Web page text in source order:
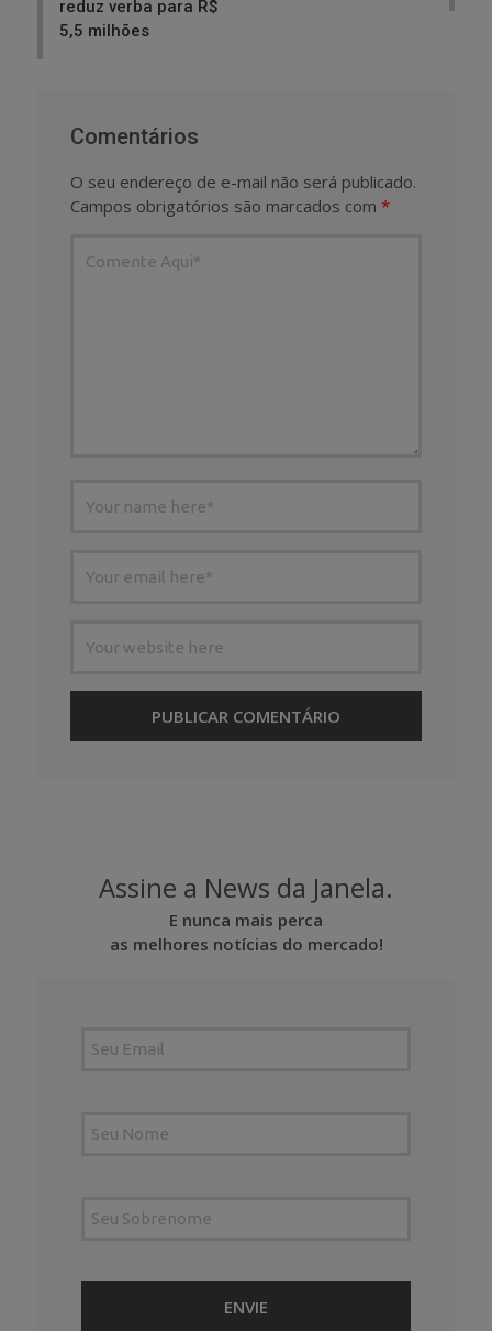
reduz verba para R$
5,5 milhões
Comentários
O seu endereço de e-mail não será publicado.
Campos obrigatórios são marcados com *
Assine a News da Janela.
E nunca mais perca
as melhores notícias do mercado!